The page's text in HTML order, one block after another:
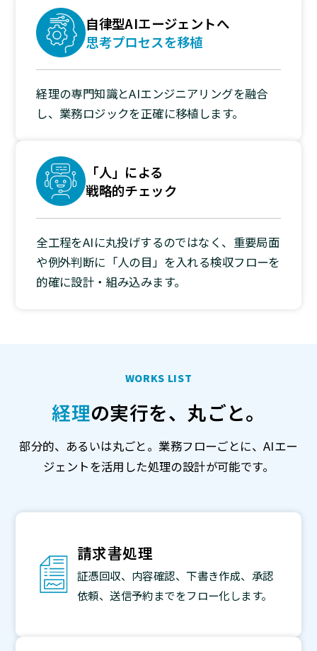
自律型AIエージェントへ
思考プロセスを移植
経理の専門知識とAIエンジニアリングを融合
し、業務ロジックを正確に移植します。
「人」による
戦略的チェック
全工程をAIに丸投げするのではなく、重要局面
や例外判断に「人の目」を入れる検収フローを
的確に設計・組み込みます。
WORKS LIST
経理の実行を、丸ごと。
部分的、あるいは丸ごと。業務フローごとに、AIエー
ジェントを活用した処理の設計が可能です。
請求書処理
証憑回収、内容確認、下書き作成、承認
依頼、送信予約までをフロー化します。